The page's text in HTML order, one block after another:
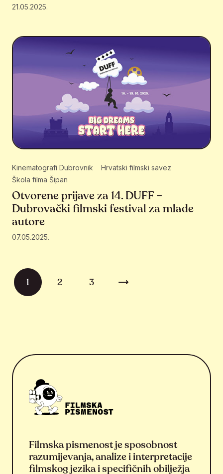
21.05.2025.
Kinematografi Dubrovnik
Hrvatski filmski savez
Škola filma Šipan
Otvorene prijave za 14. DUFF –
Dubrovački filmski festival za mlade
autore
07.05.2025.
Brojevi stranica objava
1 2 3 Sljedeća stranica
Filmska pismenost je sposobnost
razumijevanja, analize i interpretacije
filmskog jezika i specifičnih obilježja